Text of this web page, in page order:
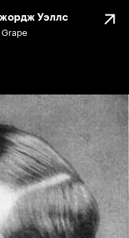
Уэллс